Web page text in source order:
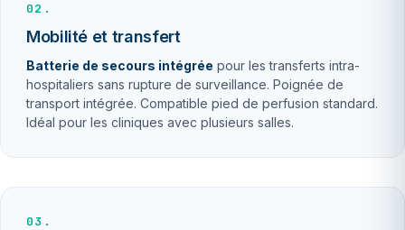
02.
Mobilité et transfert
Batterie de secours intégrée pour les transferts intra-
hospitaliers sans rupture de surveillance. Poignée de
transport intégrée. Compatible pied de perfusion standard.
Idéal pour les cliniques avec plusieurs salles.
03.